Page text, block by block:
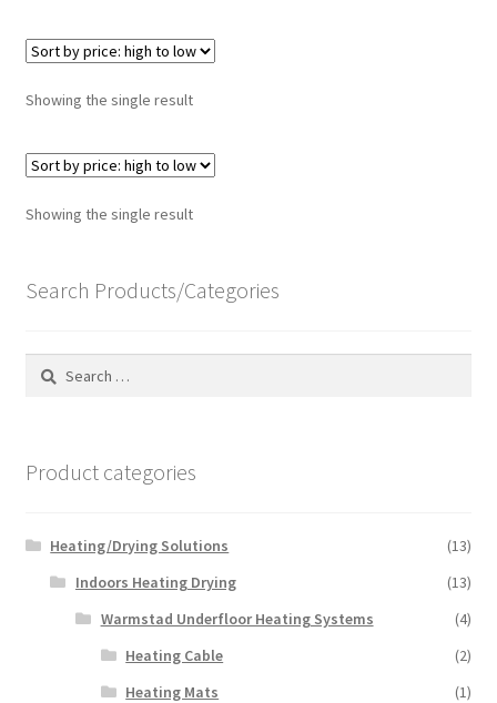
Showing the single result
Showing the single result
Search Products/Categories
Search
Product categories
Heating/Drying Solutions
(13)
Indoors Heating Drying
(13)
Warmstad Underfloor Heating Systems
(4)
Heating Cable
(2)
Heating Mats
(1)